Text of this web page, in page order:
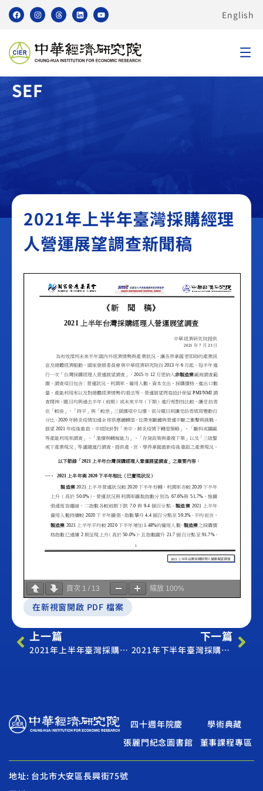
English
臺灣採購經理人營運展望調查
SEF
2021年上半年臺灣採購經理
人營運展望調查新聞稿
頁次 1 / 13 縮放 100%
在新視窗開啟 PDF 檔案
上一篇
2021年上半年臺灣採購經理人營運展望調查
下一篇
2021年下半年臺灣採購經理人營運展望調查
四十週年院慶
學術典藏
張麗門紀念圖書館
董事課程專區
地址: 台北市大安區長興街75號